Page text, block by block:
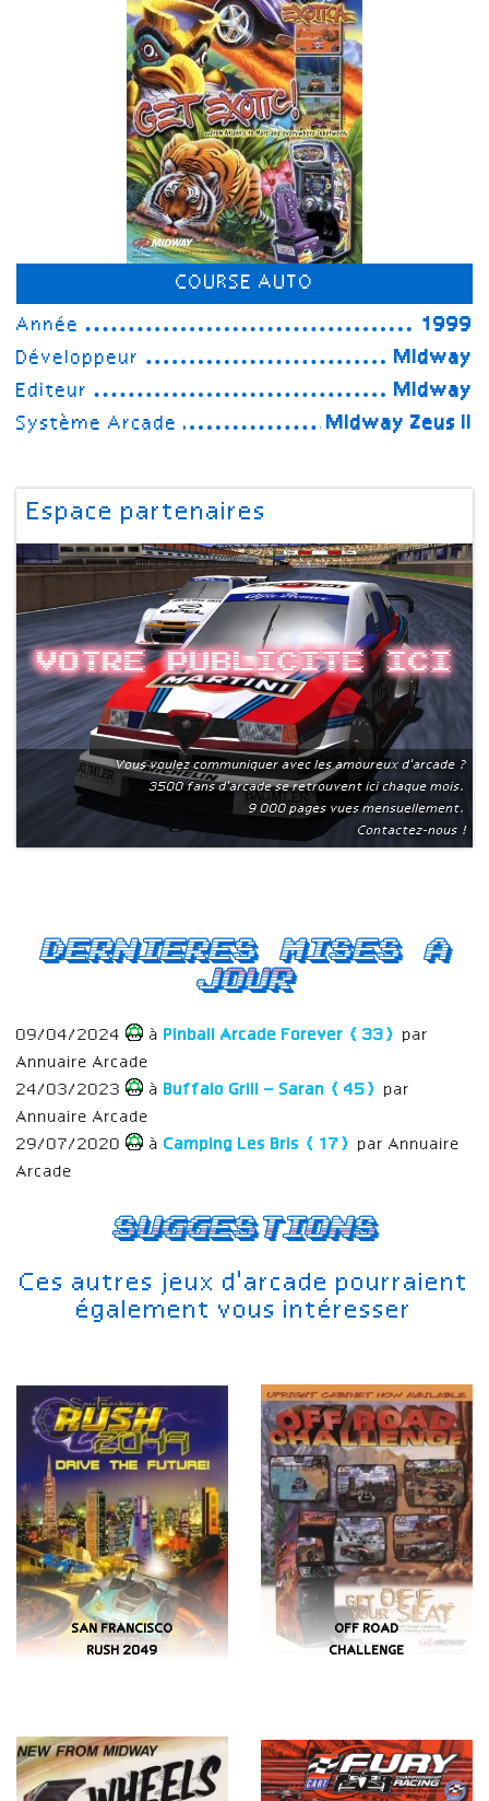
COURSE AUTO
Année
1999
Développeur
Midway
Editeur
Midway
Système Arcade
Midway Zeus II
Espace partenaires
Votre publicite ici
Vous voulez communiquer avec les amoureux d'arcade ?
3500 fans d'arcade se retrouvent ici chaque mois.
9 000 pages vues mensuellement.
Contactez-nous !
Suggestions
Ces autres jeux d'arcade pourraient
également vous intéresser
SAN FRANCISCO
RUSH 2049
OFF ROAD
CHALLENGE
Dernieres mises a
jour
09/04/2024 à Pinball Arcade Forever (33)
par
Annuaire Arcade
24/03/2023
à Buffalo Grill – Saran (45)
par
Annuaire Arcade
29/07/2020
à Camping Les Bris (17)
par Annuaire
Arcade